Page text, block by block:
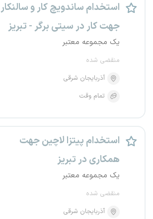
استخدام ساندویچ کار و سالنکار
جهت کار در سیتی برگر - تبریز
یک مجموعه معتبر
منقضی شده
آذربایجان شرقی
تمام وقت
استخدام پیتزا لاچین جهت
همکاری در تبریز
یک مجموعه معتبر
منقضی شده
آذربایجان شرقی